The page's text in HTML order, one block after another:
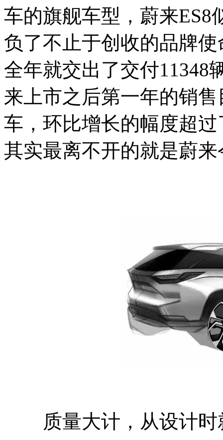
车的旗舰车型，蔚来ES8
负了不止于创收的品牌
全年就交出了交付11348
来上市之后第一年的销
车，环比增长的幅度超
其实最离不开的就是蔚
质量大计，从设计时